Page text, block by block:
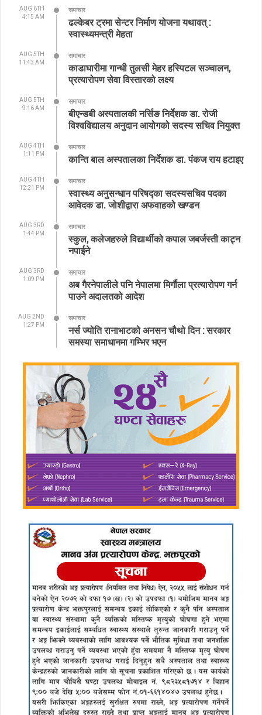
AUG 6TH
4:15 AM
समाचार
ढल्केबर ट्रमा सेन्टर निर्माण योजना यथावत् :
स्वास्थ्यमन्त्री मेहता
AUG 5TH
11:43 AM
समाचार
काडाघारीमा गान्धी तुलसी मेहर हस्पिटल सञ्चालन,
प्रत्यारोपण सेवा विस्तारको लक्ष्य
AUG 5TH
9:16 AM
समाचार
बीएन्डबी अस्पतालकी नर्सिङ निर्देशक डा. रोजी
विश्वविद्यालय अनुदान आयोगको सदस्य सचिव नियुक्त
AUG 4TH
1:11 PM
समाचार
कान्ति बाल अस्पतालका निर्देशक डा. पंकज राय हटाइए
AUG 4TH
12:21 PM
समाचार
स्वास्थ्य अनुसन्धान परिषद्का सदस्यसचिव पदका
आवेदक डा. जोशीद्वारा अफवाहको खण्डन
AUG 3RD
1:44 PM
समाचार
स्कुल, कलेजहरुले विद्यार्थीको कपाल जबर्जस्ती काट्न
नपाईने
AUG 3RD
1:09 PM
समाचार
अब गैरनेपालीले पनि नेपालमा मिर्गौला प्रत्यारोपण गर्न
पाउने अदालतको आदेश
AUG 2ND
1:27 PM
समाचार
नर्स ज्योति रानाभाटको अनसन चौथो दिन : सरकार
समस्या समाधानमा गम्भिर भएन